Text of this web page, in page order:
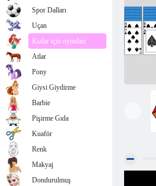
Spor Dalları
Uçan
Kızlar için oyunları
Atlar
Pony
Giysi Giydirme
Barbie
Pişirme Gıda
Kuaför
Renk
Makyaj
Dondurulmuş